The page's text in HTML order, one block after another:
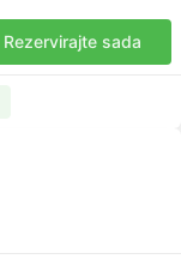
Rezervirajte sada